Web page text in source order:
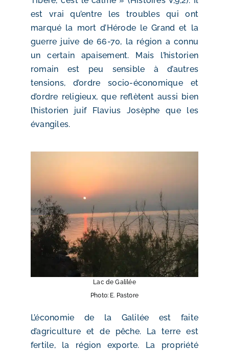
est vrai qu’entre les troubles qui ont
marqué la mort d’Hérode le Grand et la
guerre juive de 66-70, la région a connu
un certain apaisement. Mais l’historien
romain est peu sensible à d’autres
tensions, d’ordre socio-économique et
d’ordre religieux, que reflètent aussi bien
l’historien juif Flavius Josèphe que les
évangiles.
Lac de Galilée
Photo: E. Pastore
L’économie de la Galilée est faite
d’agriculture et de pêche. La terre est
fertile, la région exporte. La propriété